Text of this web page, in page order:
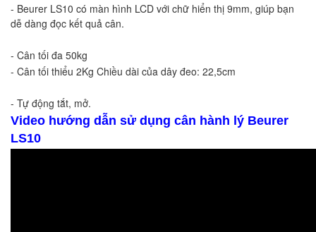
- Beurer LS10 có màn hình LCD với chữ hiển thị 9mm, giúp bạn
dễ dàng đọc kết quả cân.
- Cân tối đa 50kg
- Cân tối thiểu 2Kg Chiều dài của dây đeo: 22,5cm
- Tự động tắt, mở.
Video hướng dẫn sử dụng cân hành lý Beurer
LS10